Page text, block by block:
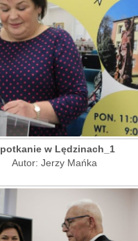
w Lędzinach_1
Autor: Jerzy Mańka